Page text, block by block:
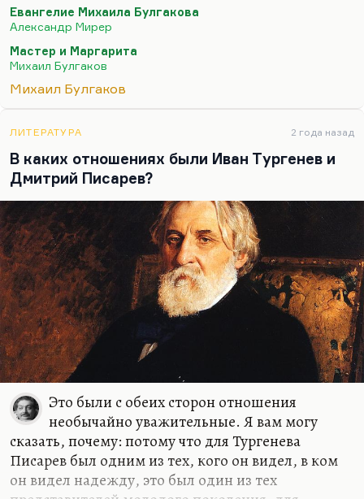
деле образует цельную фигуру Христа, поскольку
Христос реальный, или Христос исторический,
или Христос религиозный как бы раскладываются
у Булгакова на две испостаси — силовую и
гуманную. Это довольно дерзкая мысль, но, в
подтверждение. Но если искать какие-то… Вот
тут сказано: «Допустим, Левий Матвей —
прообраз Ивана Бездомного, но где прообразы
Пилата…
Евангелие Михаила Булгакова
Александр Мирер
Мастер и Маргарита
Михаил Булгаков
Михаил Булгаков
ЛИТЕРАТУРА 2 года назад
В каких отношениях были Иван Тургенев и
Дмитрий Писарев?
Это были с обеих сторон отношения
необычайно уважительные. Я вам могу
сказать, почему: потому что для Тургенева
Писарев был одним из тех, кого он видел, в ком
он видел надежду, это был один из тех